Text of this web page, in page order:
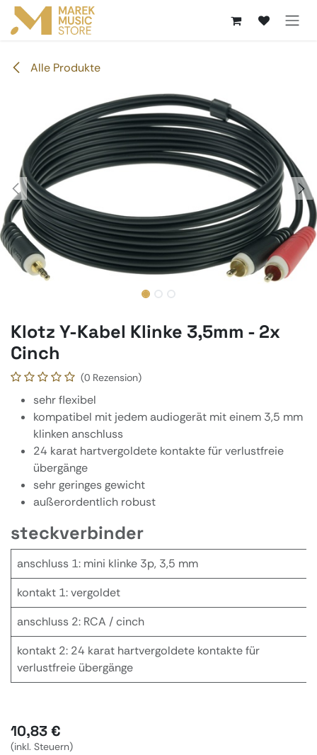
Zum Inhalt springen
Alle Produkte
Klotz Y-Kabel Klinke 3,5mm - 2x
Cinch
(0 Rezension)
sehr flexibel
kompatibel mit jedem audiogerät mit einem 3,5 mm
klinken anschluss
24 karat hartvergoldete kontakte für verlustfreie
übergänge
sehr geringes gewicht
außerordentlich robust
steckverbinder
anschluss 1: mini klinke 3p, 3,5 mm
kontakt 1: vergoldet
anschluss 2: RCA / cinch
kontakt 2: 24 karat hartvergoldete kontakte für
verlustfreie übergänge
10,83€
(inkl. Steuern)